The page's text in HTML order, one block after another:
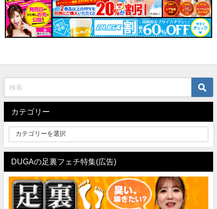
カテゴリー
DUGAの足裏フェチ特集(広告)